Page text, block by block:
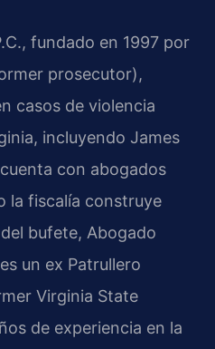
fundado en 1997 por
prosecutor),
casos de violencia
incluyendo James
con abogados
la fiscalía construye
bufete, Abogado
un ex Patrullero
Virginia State
de experiencia en la